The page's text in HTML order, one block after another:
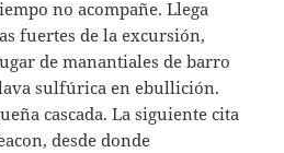
no acompañe. Llega
fuertes de la excursión,
de manantiales de barro
sulfúrica en ebullición.
cascada. La siguiente cita
desde donde